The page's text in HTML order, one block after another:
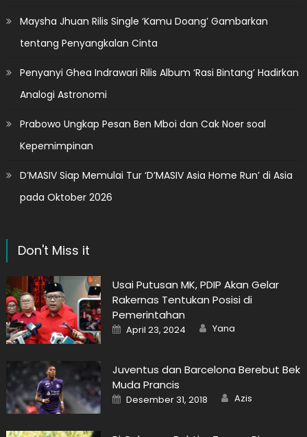
Maysha Jhuan Rilis Single ‘Kamu Doang’ Gambarkan
tentang Penyangkalan Cinta
Penyanyi Ghea Indrawari Rilis Album ‘Rasi Bintang’ Hadirkan
Analogi Astronomi
Prabowo Ungkap Pesan Ben Mboi dan Cak Noer soal
Kepemimpinan
D’MASIV Siap Memulai Tur ‘D’MASIV Asia Home Run’ di Asia
pada Oktober 2026
Don't Miss it
Usai Putusan MK, PDIP Akan Gelar
Rakernas Tentukan Posisi di
Pemerintahan
Posted
on
April 23, 2024 Author
Yana
Juventus dan Barcelona Berebut Bek
Muda Prancis
Posted
on
Desember 31, 2018 Author
Azis